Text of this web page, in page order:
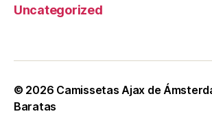
Uncategorized
© 2026 Camissetas Ajax de
Baratas